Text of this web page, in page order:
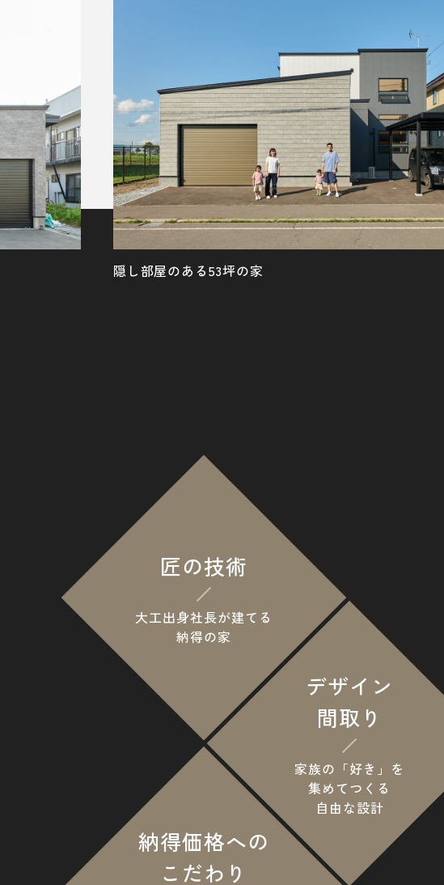
隠し部屋のある53坪の家
匠の技術
大工出身社長が建てる
納得の家
デザイン
間取り
家族の「好き」を
集めてつくる
自由な設計
納得価格への
こだわり